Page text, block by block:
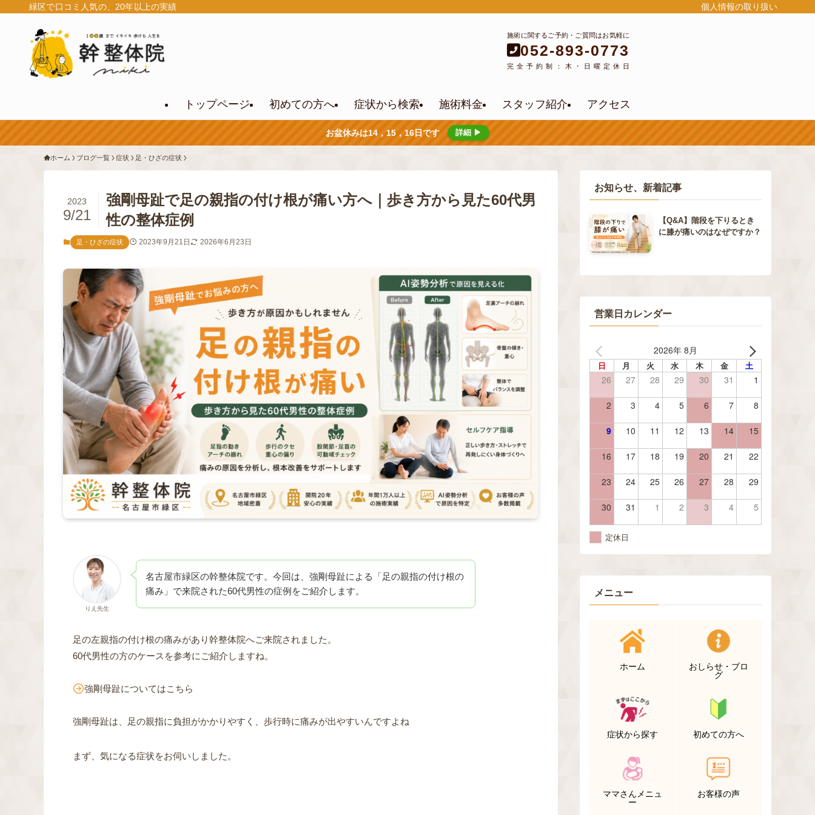
緑区で口コミ人気の、20年以上の実績 個人情報の取り扱い
施術に関するご予約・ご質問はお気軽に
052-893-0773
完全予約制：木・日曜定休日
トップページ 初めての方へ 症状から検索 施術料金 スタッフ紹介 アクセス
お盆休みは14，15，16日です 詳細 ▶
ホーム ブログ一覧 症状 足・ひざの症状
強剛母趾で足の親指の付け根が痛い方へ｜歩き方から見た60代男
性の整体症例
2023
9/21
足・ひざの症状 2023年9月21日 2026年6月23日
りえ先生
名古屋市緑区の幹整体院です。今回は、強剛母趾による「足の親指の付け根の
痛み」で来院された60代男性の症例をご紹介します。
足の左親指の付け根の痛みがあり幹整体院へご来院されました。
60代男性の方のケースを参考にご紹介しますね。
強剛母趾についてはこちら
強剛母趾は、足の親指に負担がかかりやすく、歩行時に痛みが出やすいんですよね
まず、気になる症状をお伺いしました。
お知らせ、新着記事
【Q&A】階段を下りるとき
に膝が痛いのはなぜですか？
営業日カレンダー
2026年 8月
日 月 火 水 木 金 土
26 27 28 29 30 31 1
2 3 4 5 6 7 8
9 10 11 12 13 14 15
16 17 18 19 20 21 22
23 24 25 26 27 28 29
30 31 1 2 3 4 5
定休日
メニュー
ホーム
おしらせ・ブロ
グ
症状から探す 初めての方へ
ママさんメニュ
ー
お客様の声